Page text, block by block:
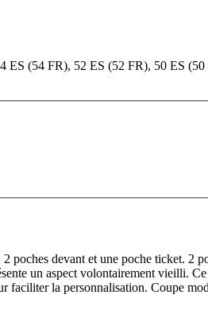
ES (54 FR), 52 ES (52 FR), 50 ES
devant et une poche ticket. 2
un aspect volontairement vieilli.
faciliter la personnalisation. Coupe